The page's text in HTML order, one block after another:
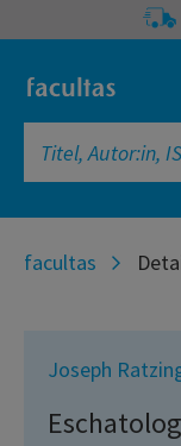
facultas
Joseph